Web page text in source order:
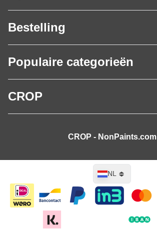
Bestelling
Populaire categorieën
CROP
CROP - NonPaints.com
NL